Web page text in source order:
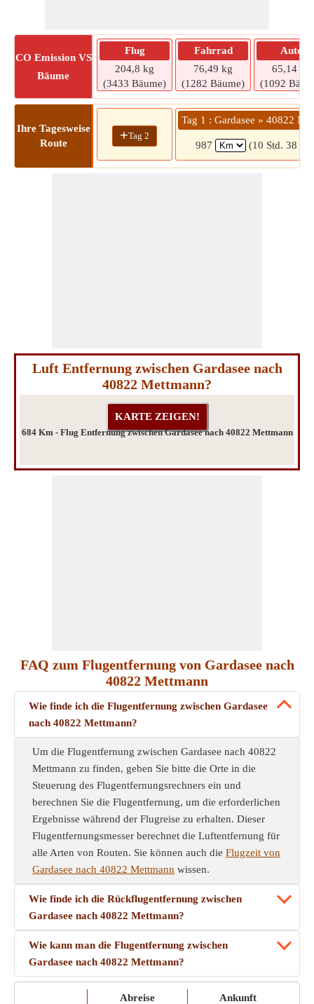
CO Emission VS
Bäume
Flug
204,8 kg
(3433 Bäume)
Fahrrad
76,49 kg
(1282 Bäume)
Auto
65,14 kg
(1092
Ihre Tagesweise
Route
+Tag 2
Tag 1 : Gardasee » 40822
987 (10 Std. 38
Luft Entfernung zwischen Gardasee nach
40822 Mettmann?
684 Km - Flug Entfernung zwischen Gardasee nach 40822 Mettmann
FAQ zum Flugentfernung von Gardasee nach
40822 Mettmann
Wie finde ich die Flugentfernung zwischen Gardasee
nach 40822 Mettmann?
Um die Flugentfernung zwischen Gardasee nach 40822
Mettmann zu finden, geben Sie bitte die Orte in die
Steuerung des Flugentfernungsrechners ein und
berechnen Sie die Flugentfernung, um die erforderlichen
Ergebnisse während der Flugreise zu erhalten. Dieser
Flugentfernungsmesser berechnet die Luftentfernung für
alle Arten von Routen. Sie können auch die Flugzeit von
Gardasee nach 40822 Mettmann wissen.
Wie finde ich die Rückflugentfernung zwischen
Gardasee nach 40822 Mettmann?
Wie kann man die Flugentfernung zwischen
Gardasee nach 40822 Mettmann?
Abreise
Ankunft